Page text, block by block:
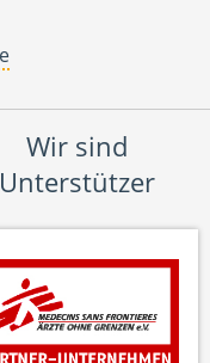
Wir sind
Unterstützer